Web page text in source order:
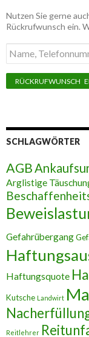
Nutzen Sie gerne
Rückrufwunsch ein.
Name,
Telefonnummer,
Uhrzeit
SCHLAGWÖRTER
AGB
Arglistige
Gefahrübergang
Haftungsquote
Kutsche Landwirt
Reitlehrer